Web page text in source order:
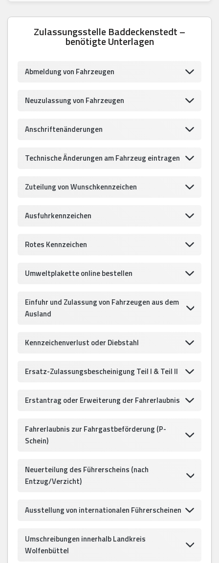
Zulassungsstelle Baddeckenstedt –
benötigte Unterlagen
Abmeldung von Fahrzeugen
Neuzulassung von Fahrzeugen
Anschriftenänderungen
Technische Änderungen am Fahrzeug eintragen
Zuteilung von Wunschkennzeichen
Ausfuhrkennzeichen
Rotes Kennzeichen
Umweltplakette online bestellen
Einfuhr und Zulassung von Fahrzeugen aus dem
Ausland
Kennzeichenverlust oder Diebstahl
Ersatz-Zulassungsbescheinigung Teil I & Teil II
Erstantrag oder Erweiterung der Fahrerlaubnis
Fahrerlaubnis zur Fahrgastbeförderung (P-
Schein)
Neuerteilung des Führerscheins (nach
Entzug/Verzicht)
Ausstellung von internationalen Führerscheinen
Umschreibungen innerhalb Landkreis
Wolfenbüttel